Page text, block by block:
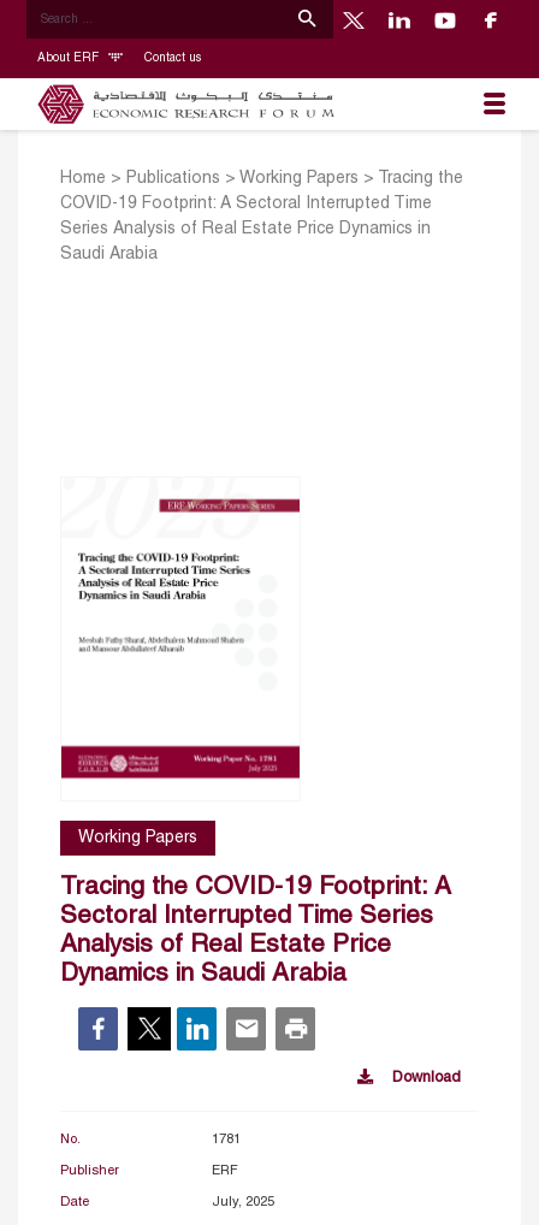
About ERF Contact us
Home > Publications > Working Papers >
Tracing the
COVID-19 Footprint: A Sectoral Interrupted Time
Series Analysis of Real Estate Price Dynamics in
Saudi Arabia
Working Papers
Tracing the COVID-19 Footprint: A
Sectoral Interrupted Time Series
Analysis of Real Estate Price
Dynamics in Saudi Arabia
Download
No. 1781
Publisher ERF
Date July, 2025